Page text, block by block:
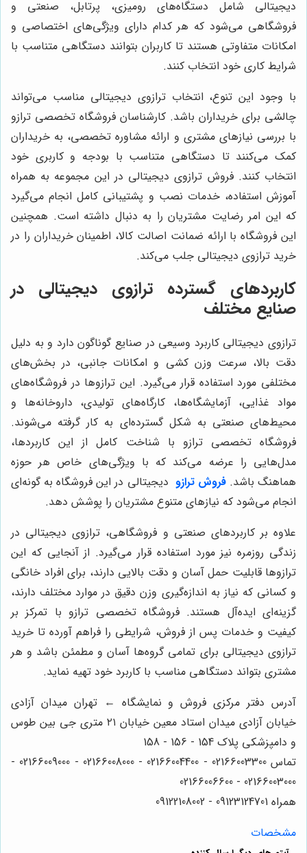
دیجیتالی شامل دستگاه‌های رومیزی، پرتابل، صنعتی و
فروشگاهی می‌شود که هر کدام دارای ویژگی‌های اختصاصی و
امکانات متفاوتی هستند تا کاربران بتوانند دستگاهی متناسب با
شرایط کاری خود انتخاب کنند.
با وجود این تنوع، انتخاب ترازوی دیجیتالی مناسب می‌تواند
چالشی برای خریداران باشد. کارشناسان فروشگاه تخصصی ترازو
با بررسی نیازهای مشتری و ارائه مشاوره تخصصی، به خریداران
کمک می‌کنند تا دستگاهی متناسب با بودجه و کاربری خود
انتخاب کنند. فروش ترازوی دیجیتالی در این مجموعه به همراه
آموزش استفاده، خدمات نصب و پشتیبانی کامل انجام می‌گیرد
که این امر رضایت مشتریان را به دنبال داشته است. همچنین
این فروشگاه با ارائه ضمانت اصالت کالا، اطمینان خریداران را در
خرید ترازوی دیجیتالی جلب می‌کند.
کاربردهای گسترده ترازوی دیجیتالی در
صنایع مختلف
ترازوی دیجیتالی کاربرد وسیعی در صنایع گوناگون دارد و به دلیل
دقت بالا، سرعت وزن کشی و امکانات جانبی، در بخش‌های
مختلفی مورد استفاده قرار می‌گیرد. این ترازوها در فروشگاه‌های
مواد غذایی، آزمایشگاه‌ها، کارگاه‌های تولیدی، داروخانه‌ها و
محیط‌های صنعتی به شکل گسترده‌ای به کار گرفته می‌شوند.
فروشگاه تخصصی ترازو با شناخت کامل از این کاربردها،
مدل‌هایی را عرضه می‌کند که با ویژگی‌های خاص هر حوزه
هماهنگ باشد. فروش ترازو دیجیتالی در این فروشگاه به گونه‌ای
انجام می‌شود که نیازهای متنوع مشتریان را پوشش دهد.
علاوه بر کاربردهای صنعتی و فروشگاهی، ترازوی دیجیتالی در
زندگی روزمره نیز مورد استفاده قرار می‌گیرد. از آنجایی که این
ترازوها قابلیت حمل آسان و دقت بالایی دارند، برای افراد خانگی
و کسانی که نیاز به اندازه‌گیری وزن دقیق در موارد مختلف دارند،
گزینه‌ای ایده‌آل هستند. فروشگاه تخصصی ترازو با تمرکز بر
کیفیت و خدمات پس از فروش، شرایطی را فراهم آورده تا خرید
ترازوی دیجیتالی برای تمامی گروه‌ها آسان و مطمئن باشد و هر
مشتری بتواند دستگاهی مناسب با کاربرد خود تهیه نماید.
آدرس دفتر مرکزی فروش و نمایشگاه ← تهران میدان آزادی
خیابان آزادی میدان استاد معین خیابان ۲۱ متری جی بین طوس
و دامپزشکی پلاک 154 - 156 - 158
تماس 02166003300 - 02166004400 - 02166008000 - 02166009000 -
02166003000 - 02166006600
همراه 09123124701 - 09122108002
مشخصات